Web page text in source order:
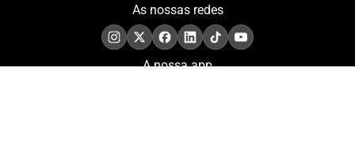
As nossas redes
A nossa app